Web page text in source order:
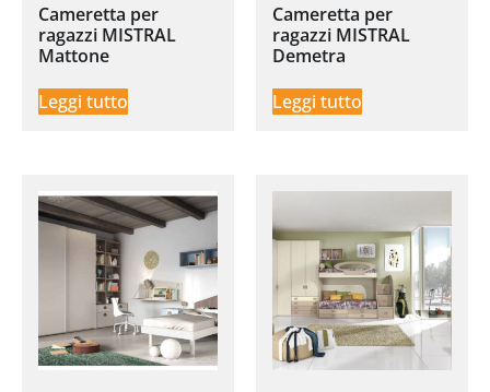
Cameretta per
ragazzi MISTRAL
Mattone
Leggi tutto
Cameretta per
ragazzi MISTRAL
Demetra
Leggi tutto